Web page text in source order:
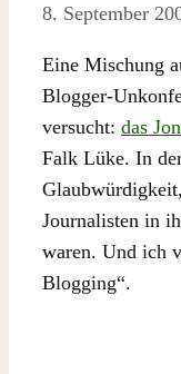
8. September
Eine Mischung
Blogger-
versucht: das
Falk Lüke. In
Journalisten in
waren. Und ich
Blogging“.